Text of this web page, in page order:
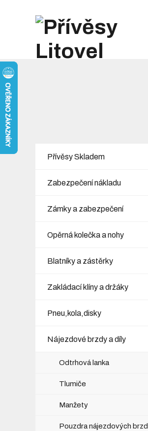
Přívěsy Skladem
Zabezpečení nákladu
Zámky a zabezpečení
Opěrná kolečka a nohy
Blatníky a zástěrky
Zakládací klíny a držáky
Pneu,kola,disky
Nájezdové brzdy a díly
Odtrhová lanka
Tlumiče
Manžety
Pouzdra nájezdových brzd